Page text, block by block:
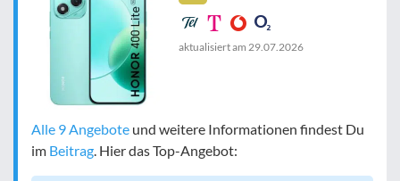
aktualisiert am 29.07.2026
Alle 9 Angebote und weitere Informationen findest Du
im Beitrag . Hier das Top-Angebot: